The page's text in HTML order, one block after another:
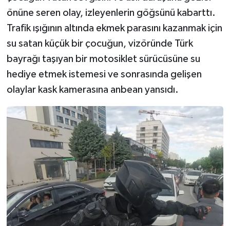
önüne seren olay, izleyenlerin göğsünü kabarttı.
Trafik ışığının altında ekmek parasını kazanmak için
su satan küçük bir çocuğun, vizöründe Türk
bayrağı taşıyan bir motosiklet sürücüsüne su
hediye etmek istemesi ve sonrasında gelişen
olaylar kask kamerasına anbean yansıdı.